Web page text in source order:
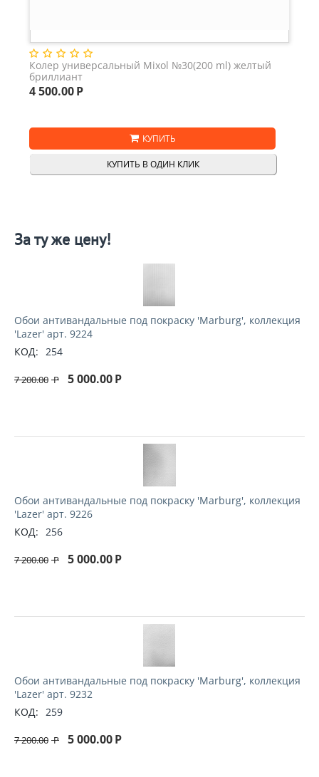
Колер универсальный Mixol №30(200 ml) желтый
бриллиант
4 500.00Р
КУПИТЬ
КУПИТЬ В ОДИН КЛИК
За ту же цену!
Обои антивандальные под покраску 'Marburg', коллекция
'Lazer' арт. 9224
КОД: 254
7 200.00 Р 5 000.00Р
Обои антивандальные под покраску 'Marburg', коллекция
'Lazer' арт. 9226
КОД: 256
7 200.00 Р 5 000.00Р
Обои антивандальные под покраску 'Marburg', коллекция
'Lazer' арт. 9232
КОД: 259
7 200.00 Р 5 000.00Р